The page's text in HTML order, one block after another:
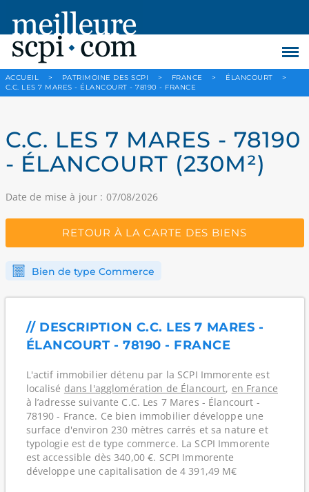
ACCUEIL > PATRIMOINE DES SCPI > FRANCE > ÉLANCOURT
>
C.C. LES 7 MARES - ÉLANCOURT - 78190 - FRANCE
C.C. LES 7 MARES - 78190
- ÉLANCOURT (230M²)
Date de mise à jour : 07/08/2026
RETOUR À LA CARTE DES BIENS
Bien de type Commerce
// DESCRIPTION C.C. LES 7 MARES -
ÉLANCOURT - 78190 - FRANCE
L'actif immobilier détenu par la SCPI Immorente est
localisé dans l'agglomération de Élancourt, en France
à l’adresse suivante C.C. Les 7 Mares - Élancourt -
78190 - France. Ce bien immobilier développe une
surface d'environ 230 mètres carrés et sa nature et
typologie est de type commerce. La SCPI Immorente
est accessible dès 340,00 €. SCPI Immorente
développe une capitalisation de 4 391,49 M€